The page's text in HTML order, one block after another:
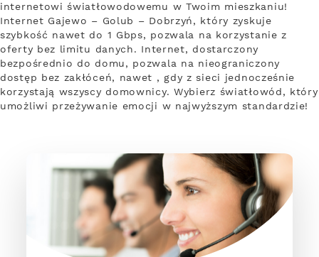
internetowi światłowodowemu w Twoim mieszkaniu!
Internet Gajewo – Golub – Dobrzyń, który zyskuje
szybkość nawet do 1 Gbps, pozwala na korzystanie z
oferty bez limitu danych. Internet, dostarczony
bezpośrednio do domu, pozwala na nieograniczony
dostęp bez zakłóceń, nawet , gdy z sieci jednocześnie
korzystają wszyscy domownicy. Wybierz światłowód, który
umożliwi przeżywanie emocji w najwyższym standardzie!